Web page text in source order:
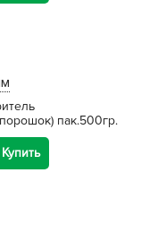
пак.500гр.
Купить